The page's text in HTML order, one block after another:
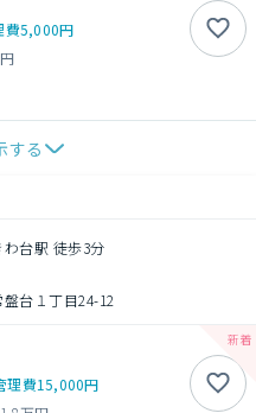
費5,000円
する
台駅 徒歩3分
台１丁目24-12
理費15,000円